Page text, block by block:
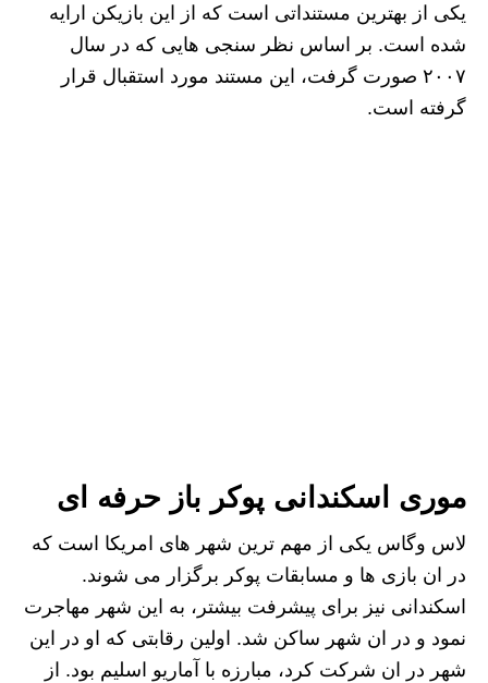
یکی از بهترین مستنداتی است که از این بازیکن ارایه
شده است. بر اساس نظر سنجی هایی که در سال
۲۰۰۷ صورت گرفت، این مستند مورد استقبال قرار
گرفته است.
موری اسکندانی پوکر باز حرفه ای
لاس وگاس یکی از مهم ترین شهر های امریکا است که
در ان بازی ها و مسابقات پوکر برگزار می شوند.
اسکندانی نیز برای پیشرفت بیشتر، به این شهر مهاجرت
نمود و در ان شهر ساکن شد. اولین رقابتی که او در این
شهر در ان شرکت کرد، مبارزه با آماریو اسلیم بود. از